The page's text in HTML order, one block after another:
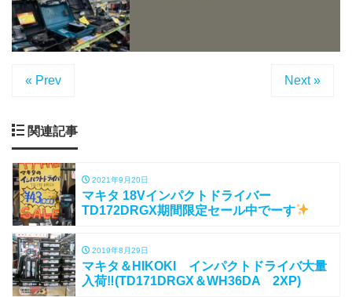
« Prev Next »
関連記事
2021年9月20日
マキタ 18Vインパクトドライバー
TD172DRGX期間限定セール中でーす
2019年8月29日
マキタ＆HIKOKI インパクトドライバ大量
入荷‼(TD171DRGX＆WH36DA 2XP)